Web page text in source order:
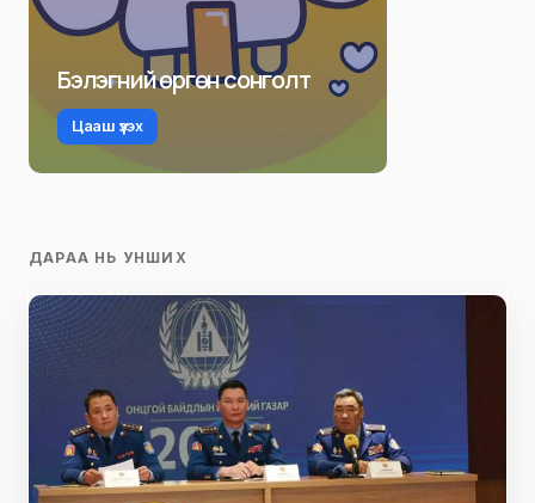
Бэлэгний өргөн сонголт
Цааш үзэх
ДАРАА НЬ УНШИХ